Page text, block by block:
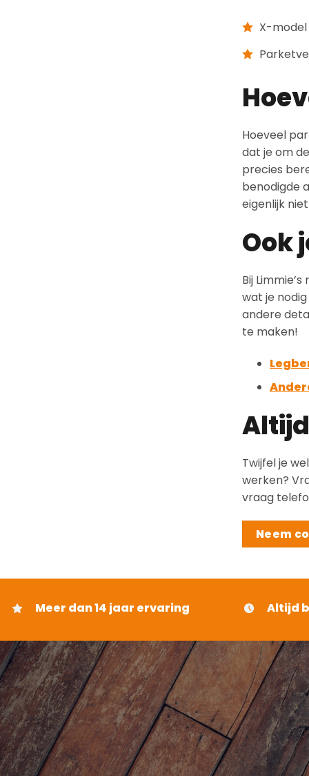
X-
Hoeveel
dat je om
precies
benodigde
eigenlijk
Ook
Bij
wat je
andere
te maken!
Twijfel je
werken?
vraag
Neem
Meer dan 14 jaar ervaring Altijd